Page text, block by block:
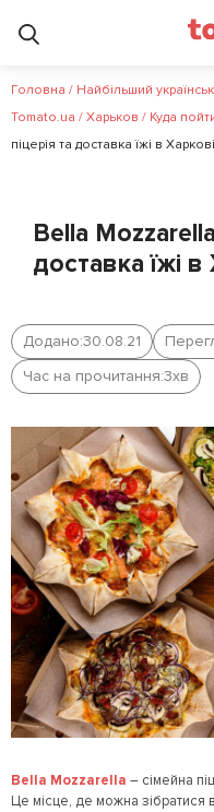
Головна / Найбільший
Tomato.ua / Харьков / Куда
піцерія та доставка їжі в Харкові
Bella
доставка їжі в
Додано:30.08.21
Час на прочитання:3хв
Bella Mozzarella – сімейна
Це місце, де можна зібратися